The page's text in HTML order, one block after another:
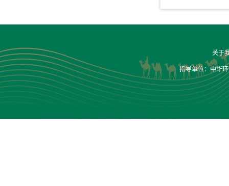
关于
指导单位：中华